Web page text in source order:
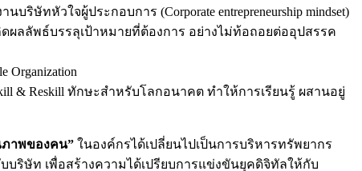
ษัทหัวใจผู้ประกอบการ (Corporate entrepreneurship mindset)
ดผลลัพธ์บรรลุเป้าหมายที่ต้องการ อย่างไม่ท้อถอยต่ออุปสรรค
& Reskill ทักษะสำหรับโลกอนาคต ทำให้การเรียนรู้ ผสานอยู่
าพของคน” ในองค์กรได้เปลี่ยนไปเป็นการบริหารทรัพยากร
ริษัท เพื่อสร้างความได้เปรียบการแข่งขันยุคดิจิทัลให้กับ